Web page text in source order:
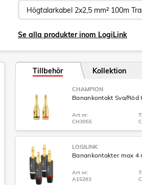
Se alla produkter inom LogiLink
Tillbehör Kollektion
CHAMPION
Banankontakt Sva/Röd
Art nr:
CH3055
LOGILINK
Banankontakter max 4
Art nr:
A15263